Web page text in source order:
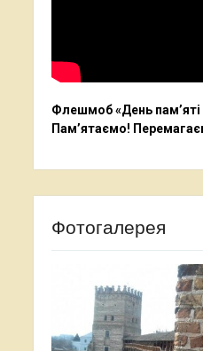
Флешмоб «День пам’яті
Пам’ятаємо!
Фотогалерея